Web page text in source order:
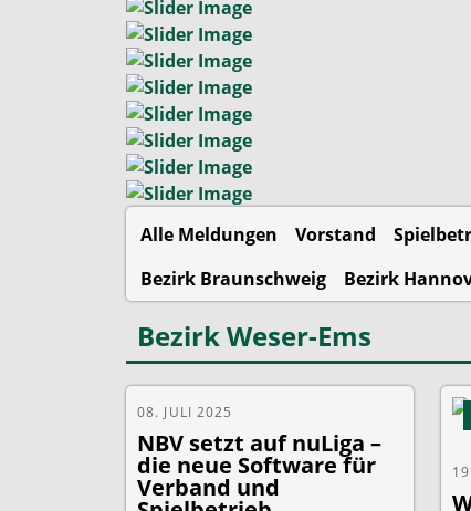
Alle Meldungen Vorstand
Bezirk Braunschweig
Bezirk
Bezirk Weser-Ems
08. JULI 2025
NBV setzt auf nuLiga –
die neue Software für
Verband und